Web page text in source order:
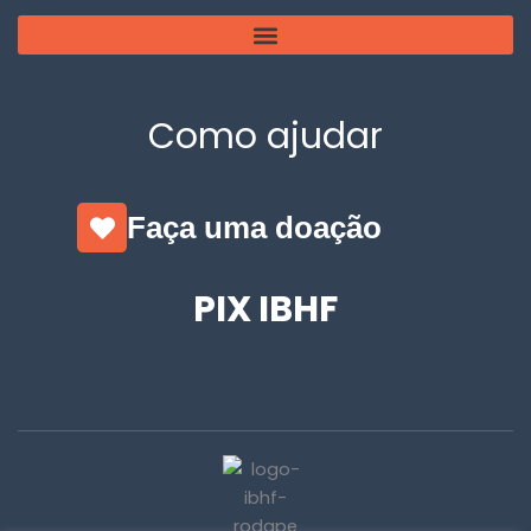
Como ajudar
Faça uma doação
PIX IBHF